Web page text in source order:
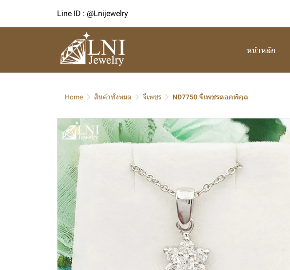
Line ID : @Lnijewelry
หน้าหลัก
Home สินค้าทั้งหมด จี้เพชร ND7750 จี้เพชรดอกพิกุล